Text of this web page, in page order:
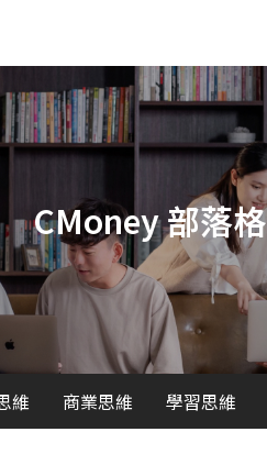
CMoney 部落格
維 商業思維 學習思維